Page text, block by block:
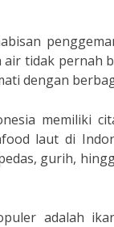
tidak pernah
dengan
memiliki
laut di
gurih,
adalah